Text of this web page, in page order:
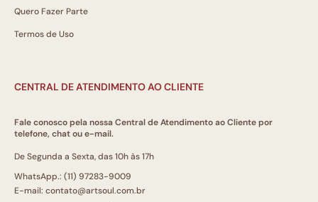
Quero Fazer Parte
Termos de Uso
CENTRAL DE ATENDIMENTO AO CLIENTE
Fale conosco pela nossa Central de Atendimento ao Cliente por
telefone, chat ou e-mail.
De Segunda a Sexta, das 10h às 17h
WhatsApp.: (11) 97283-9009
E-mail: contato@artsoul.com.br